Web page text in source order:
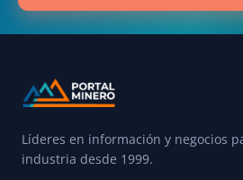
Líderes en información y negocios
industria desde 1999.